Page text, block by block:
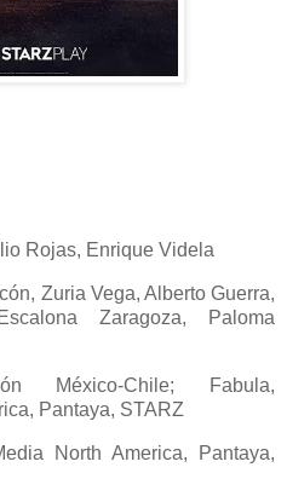
Rojas, Enrique Videla
Zuria Vega, Alberto Guerra,
Zaragoza, Paloma
México-Chile; Fabula,
Pantaya, STARZ
North America, Pantaya,